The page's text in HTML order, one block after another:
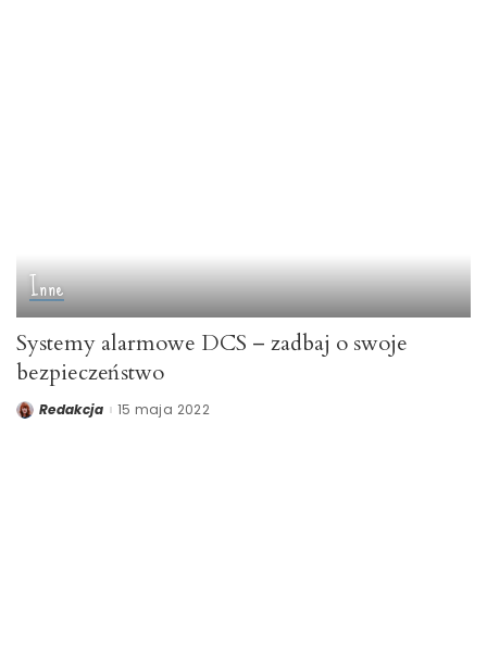
Inne
Systemy alarmowe DCS – zadbaj o swoje
bezpieczeństwo
PostedRedakcja 15 maja 2022